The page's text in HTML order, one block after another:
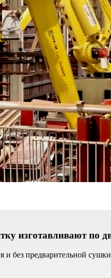
изготавливают по
и без предварительной